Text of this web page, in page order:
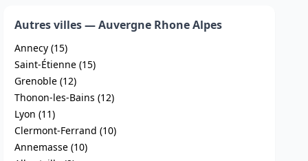
Autres villes — Auvergne Rhone Alpes
Annecy (15)
Saint-Étienne (15)
Grenoble (12)
Thonon-les-Bains (12)
Lyon (11)
Clermont-Ferrand (10)
Annemasse (10)